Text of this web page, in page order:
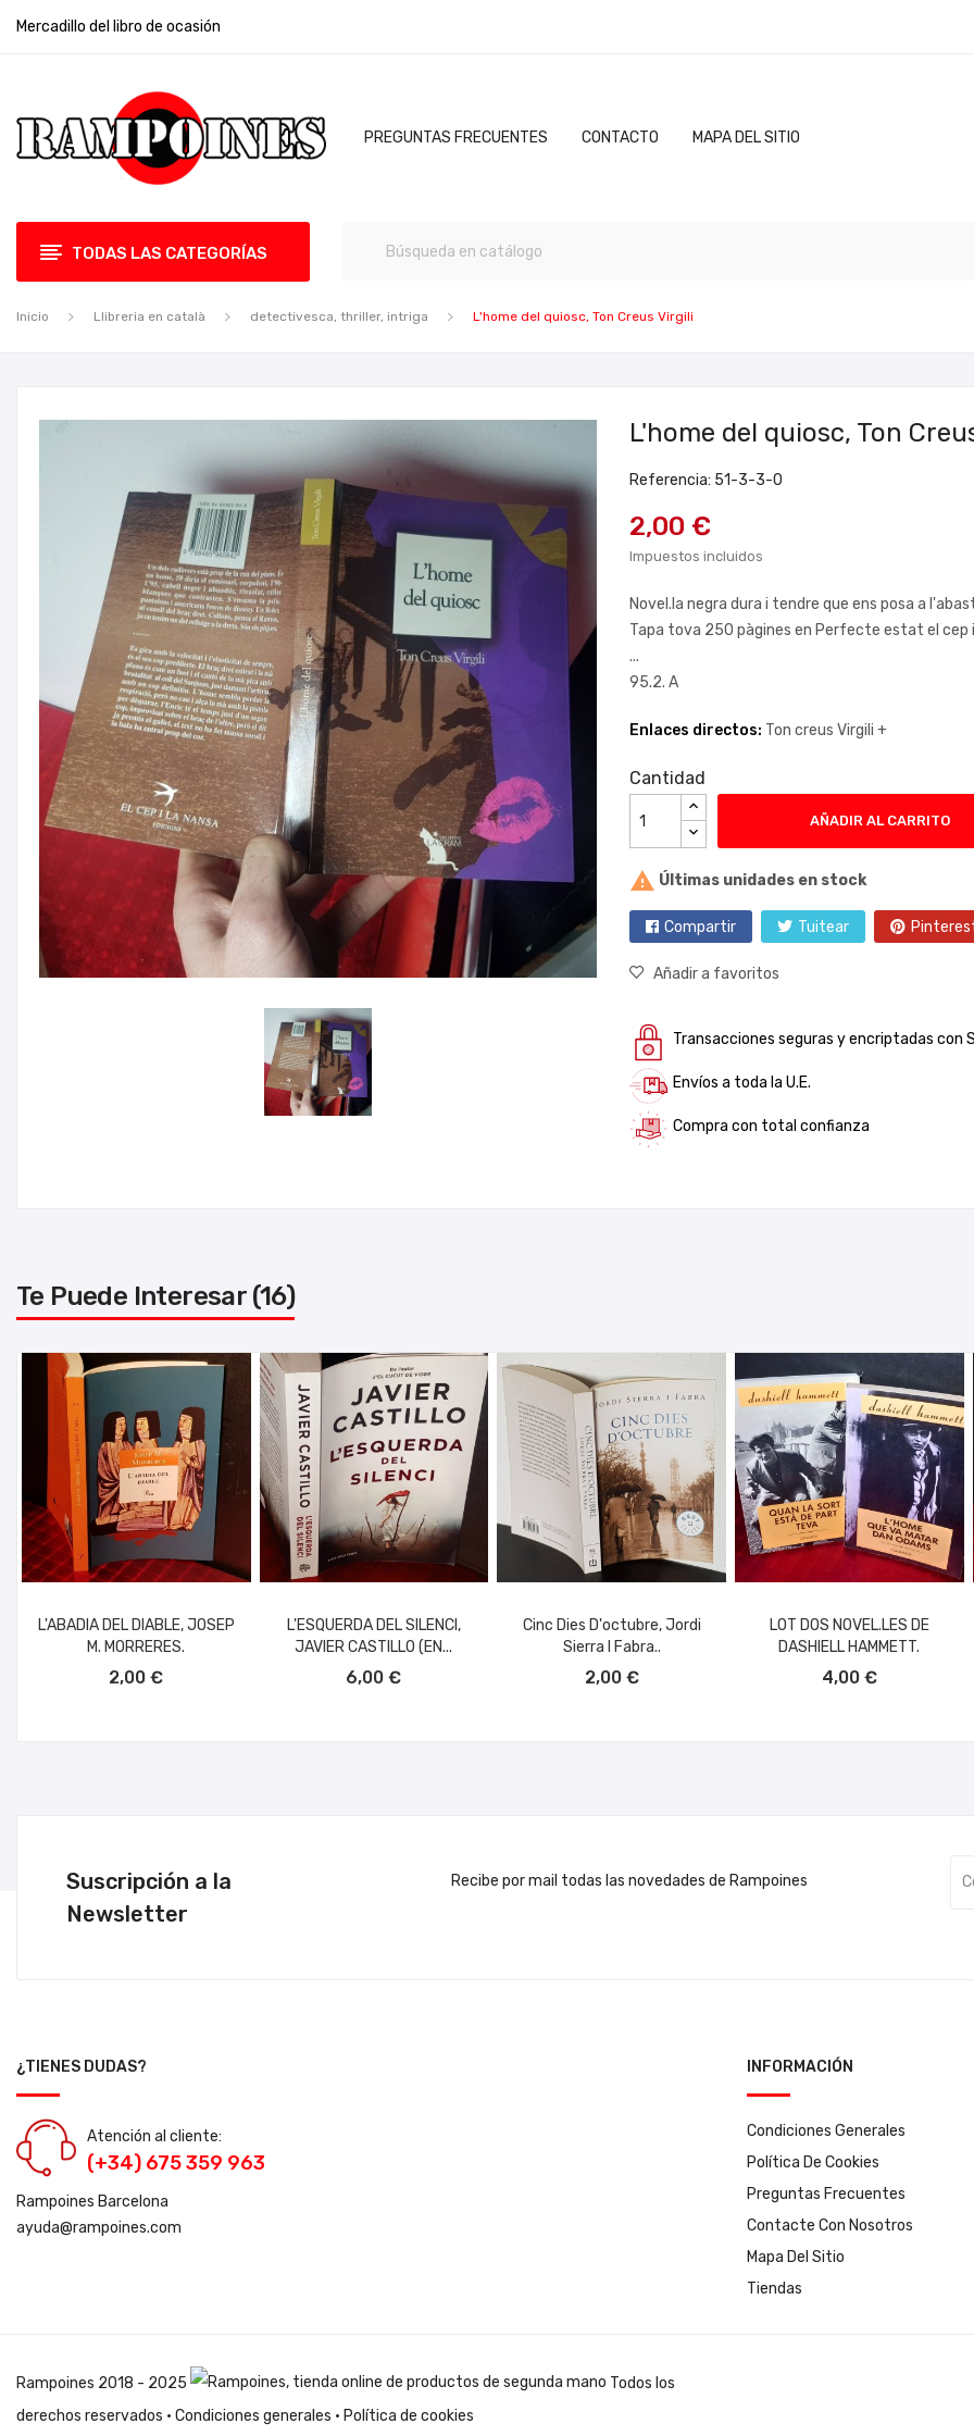
Mercadillo del libro de ocasión
PREGUNTAS FRECUENTES CONTACTO MAPA DEL SITIO
TODAS LAS CATEGORÍAS
Inicio Llibreria en català detectivesca, thriller, intriga L'home del quiosc, Ton Creus Virgili
L'home del quiosc, Ton
Referencia: 51-3-3-0
2,00 €
Impuestos incluidos
Novel.la negra dura i tendre que ens posa a
Tapa tova 250 pàgines en Perfecte estat el cep
...
95.2. A
Enlaces directos: Ton creus Virgili +
Cantidad
AÑADIR AL CARRITO
 Últimas unidades en stock
Compartir Tuitear
Añadir a favoritos
Transacciones seguras y encriptadas con
Envíos a toda la U.E.
Compra con total confianza
Te Puede Interesar (16)
L'ABADIA DEL DIABLE, JOSEP
M. MORRERES.
2,00 €
L'ESQUERDA DEL SILENCI,
JAVIER CASTILLO (EN...
6,00 €
Cinc Dies D'octubre, Jordi
Sierra I Fabra..
2,00 €
LOT DOS NOVEL.LES DE
DASHIELL HAMMETT.
4,00 €
Suscripción a la
Newsletter
Recibe por mail todas las novedades de Rampoines
¿TIENES DUDAS?
Atención al cliente:
(+34) 675 359 963
Rampoines Barcelona
ayuda@rampoines.com
INFORMACIÓN
Condiciones Generales
Política De Cookies
Preguntas Frecuentes
Contacte Con Nosotros
Mapa Del Sitio
Tiendas
Rampoines 2018 - 2025
Todos los
derechos reservados · Condiciones generales · Política de cookies